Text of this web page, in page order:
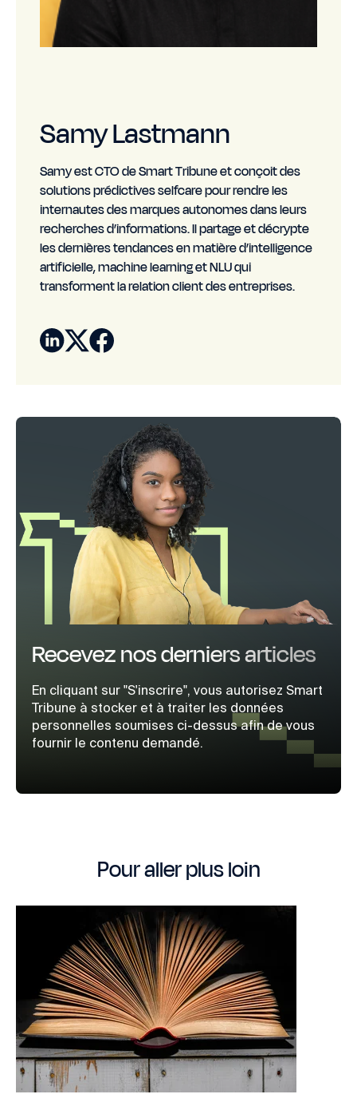
Samy Lastmann
Samy est CTO de Smart Tribune et conçoit des
solutions prédictives selfcare pour rendre les
internautes des marques autonomes dans leurs
recherches d’informations. Il partage et décrypte
les dernières tendances en matière d’intelligence
artificielle, machine learning et NLU qui
transforment la relation client des entreprises.
Recevez nos derniers articles
En cliquant sur "S'inscrire", vous autorisez Smart
Tribune à stocker et à traiter les données
personnelles soumises ci-dessus afin de vous
fournir le contenu demandé.
Pour aller plus loin